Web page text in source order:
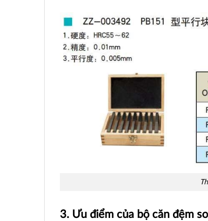
3. Ưu điểm của bộ căn đệm